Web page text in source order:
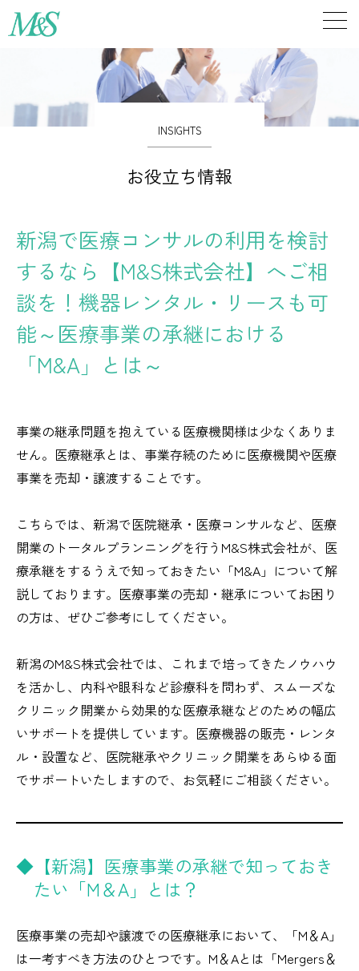
INSIGHTS
お役立ち情報
新潟で医療コンサルの利用を検討
するなら【M&S株式会社】へご相
談を！機器レンタル・リースも可
能～医療事業の承継における
「M&A」とは～
事業の継承問題を抱えている医療機関様は少なくありま
せん。医療継承とは、事業存続のために医療機関や医療
事業を売却・譲渡することです。
こちらでは、新潟で医院継承・医療コンサルなど、医療
開業のトータルプランニングを行うM&S株式会社が、医
療承継をするうえで知っておきたい「M&A」について解
説しております。医療事業の売却・継承についてお困り
の方は、ぜひご参考にしてください。
新潟のM&S株式会社では、これまで培ってきたノウハウ
を活かし、内科や眼科など診療科を問わず、スムーズな
クリニック開業から効果的な医療承継などのための幅広
いサポートを提供しています。医療機器の販売・レンタ
ル・設置など、医院継承やクリニック開業をあらゆる面
でサポートいたしますので、お気軽にご相談ください。
◆【新潟】医療事業の承継で知っておき
たい「M＆A」とは？
医療事業の売却や譲渡での医療継承において、「M＆A」
は一考すべき方法のひとつです。M＆Aとは「Mergers＆